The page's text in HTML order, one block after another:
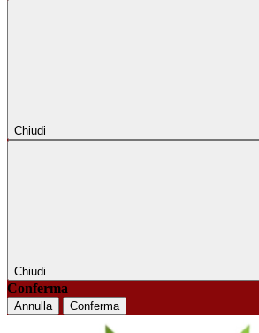
Chiudi
Chiudi
Conferma
Annulla Conferma